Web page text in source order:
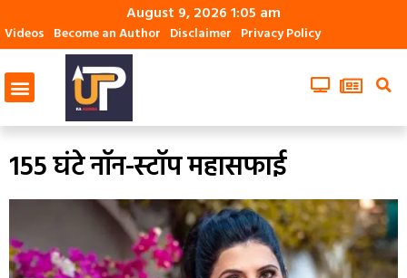
August 9, 2026 1:05 am
Videos Become an Author Disclaimer Privacy Policy
155 घंटे नॉन-स्टॉप महासफाई